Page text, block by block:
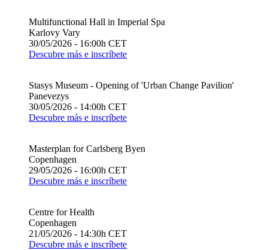
Multifunctional Hall in Imperial Spa
Karlovy Vary
30/05/2026 - 16:00h CET
Descubre más e inscríbete
Stasys Museum - Opening of 'Urban Change Pavilion'
Panevezys
30/05/2026 - 14:00h CET
Descubre más e inscríbete
Masterplan for Carlsberg Byen
Copenhagen
29/05/2026 - 16:00h CET
Descubre más e inscríbete
Centre for Health
Copenhagen
21/05/2026 - 14:30h CET
Descubre más e inscríbete